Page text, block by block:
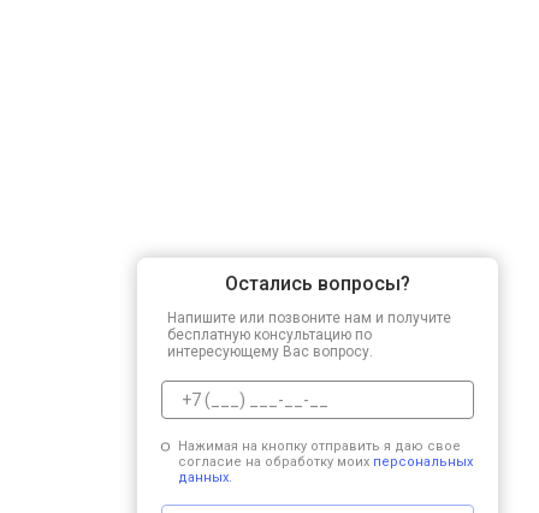
Остались вопросы?
Напишите или позвоните нам и получите
бесплатную консультацию по
интересующему Вас вопросу.
Нажимая на кнопку отправить я даю свое
согласие на обработку моих персональных
данных.